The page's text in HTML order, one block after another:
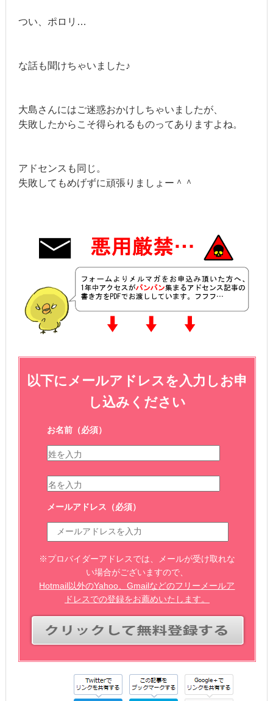
つい、ポロリ…
な話も聞けちゃいました♪
大島さんにはご迷惑おかけしちゃいましたが、
失敗したからこそ得られるものってありますよね。
アドセンスも同じ。
失敗してもめげずに頑張りましょー＾＾
以下にメールアドレスを入力しお申
し込みください
お名前（必須）
メールアドレス （必須）
※プロバイダーアドレスでは、メールが受け取れな
い場合がございますので、
Hotmail以外のYahoo、Gmailなどのフリーメールア
ドレスでの登録をお薦めいたします。